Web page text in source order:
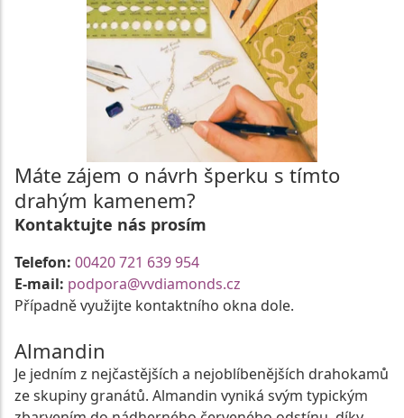
Máte zájem o návrh šperku s tímto
drahým kamenem?
Kontaktujte nás prosím
Telefon: 00420 721 639 954
E-mail: podpora@vvdiamonds.cz
Případně využijte kontaktního okna dole.
Almandin
Je jedním z nejčastějších a nejoblíbenějších drahokamů
ze skupiny granátů. Almandin vyniká svým typickým